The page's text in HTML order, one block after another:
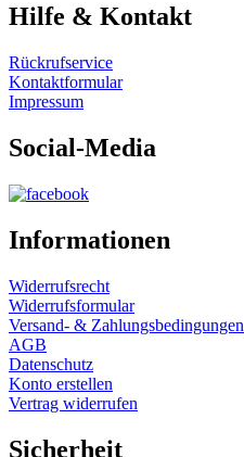
Hilfe & Kontakt
Rückrufservice
Kontaktformular
Impressum
Social-Media
Informationen
Widerrufsrecht
Widerrufsformular
Versand- & Zahlungsbedingungen
AGB
Datenschutz
Konto erstellen
Vertrag widerrufen
Sicherheit